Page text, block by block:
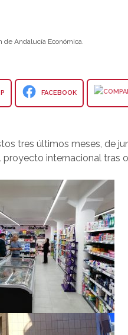
de Andalucía Económica.
FACEBOOK
tres últimos meses, de
internacional tras